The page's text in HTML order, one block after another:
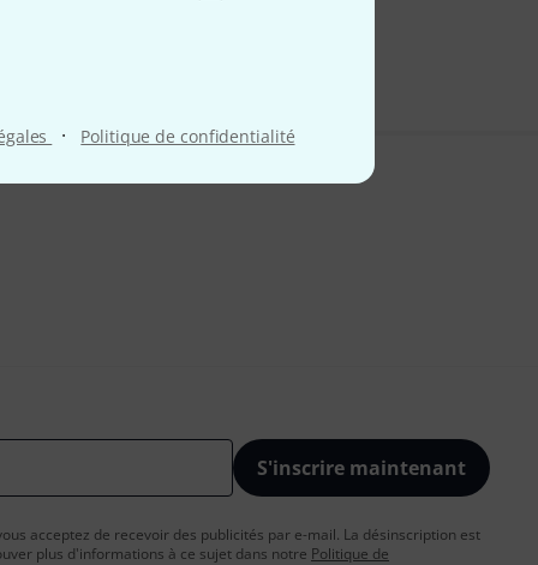
· Politique de confidentialité
S'inscrire maintenant
acceptez de recevoir des publicités par e-mail. La désinscription est
plus d'informations à ce sujet dans notre Politique de